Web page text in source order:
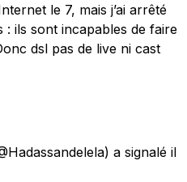
le 7, mais j’ai arrêté
ils sont incapables de faire
dsl pas de live ni cast
a signalé il